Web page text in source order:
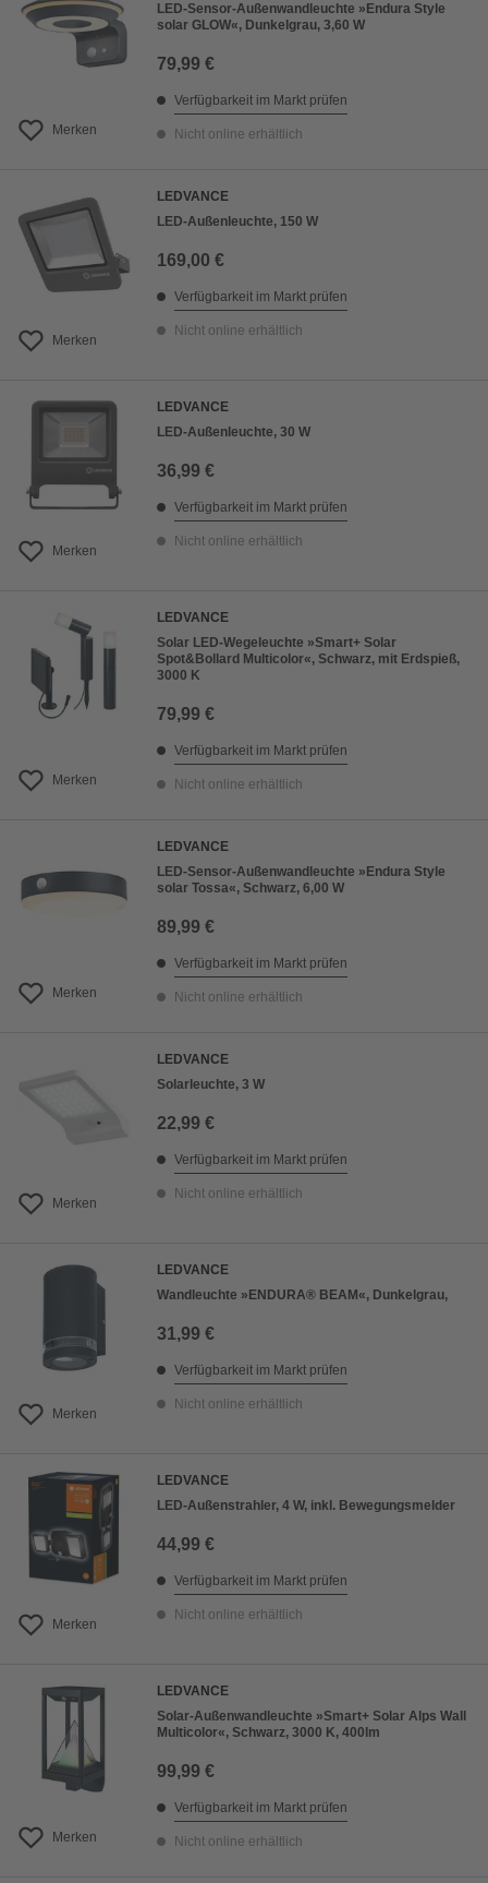
Merken
LED-Sensor-Außenwandleuchte »Endura Style
solar GLOW«, Dunkelgrau, 3,60 W
79,99 €
Verfügbarkeit im Markt prüfen
Nicht online erhältlich
Merken
LEDVANCE
LED-Außenleuchte, 150 W
169,00 €
Verfügbarkeit im Markt prüfen
Nicht online erhältlich
Merken
LEDVANCE
LED-Außenleuchte, 30 W
36,99 €
Verfügbarkeit im Markt prüfen
Nicht online erhältlich
Merken
LEDVANCE
Solar LED-Wegeleuchte »Smart+ Solar
Spot&Bollard Multicolor«, Schwarz, mit Erdspieß,
3000 K
79,99 €
Verfügbarkeit im Markt prüfen
Nicht online erhältlich
Merken
LEDVANCE
LED-Sensor-Außenwandleuchte »Endura Style
solar Tossa«, Schwarz, 6,00 W
89,99 €
Verfügbarkeit im Markt prüfen
Nicht online erhältlich
Merken
LEDVANCE
Solarleuchte, 3 W
22,99 €
Verfügbarkeit im Markt prüfen
Nicht online erhältlich
Merken
LEDVANCE
Wandleuchte »ENDURA® BEAM«, Dunkelgrau,
31,99 €
Verfügbarkeit im Markt prüfen
Nicht online erhältlich
Merken
LEDVANCE
LED-Außenstrahler, 4 W, inkl. Bewegungsmelder
44,99 €
Verfügbarkeit im Markt prüfen
Nicht online erhältlich
Merken
LEDVANCE
Solar-Außenwandleuchte »Smart+ Solar Alps Wall
Multicolor«, Schwarz, 3000 K, 400lm
99,99 €
Verfügbarkeit im Markt prüfen
Nicht online erhältlich